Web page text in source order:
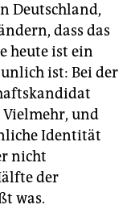
Deutschland,
dass das
heute ist ein
ist: Bei der
Vielmehr, und
Identität
nicht
der
was.